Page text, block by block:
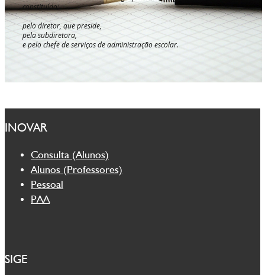
constituído:
pelo diretor, que preside,
pela subdiretora,
e pelo chefe de serviços de administração escolar.
INOVAR
Consulta (Alunos)
Alunos (Professores)
Pessoal
PAA
SIGE